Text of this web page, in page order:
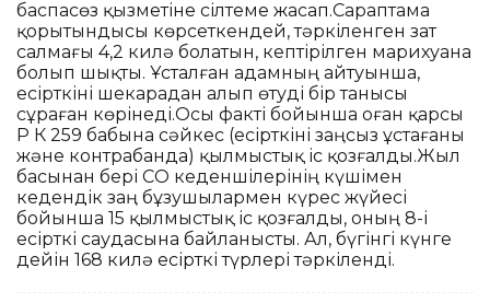
баспасөз қызметіне сілтеме жасап.Сараптама
қорытындысы көрсеткендей, тәркіленген зат
салмағы 4,2 килә болатын, кептірілген марихуана
болып шықты. Ұсталған адамның айтуынша,
есірткіні шекарадан алып өтуді бір танысы
сұраған көрінеді.Осы факті бойынша оған қарсы
ҚР ҚК 259 бабына сәйкес (есірткіні заңсыз ұстағаны
және контрабанда) қылмыстық іс қозғалды.Жыл
басынан бері СҚО кеденшілерінің күшімен
кедендік заң бұзушылармен күрес жүйесі
бойынша 15 қылмыстық іс қозғалды, оның 8-і
есірткі саудасына байланысты. Ал, бүгінгі күнге
дейін 168 килә есірткі түрлері тәркіленді.